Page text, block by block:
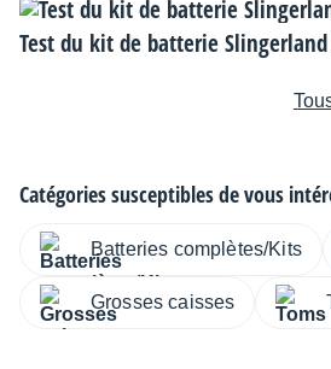
Test du kit de batterie
Catégories susceptibles de vous
Batteries complètes/Kits
Grosses caisses